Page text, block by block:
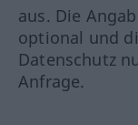
aus. Die
optional und
Datenschutz
Anfrage.